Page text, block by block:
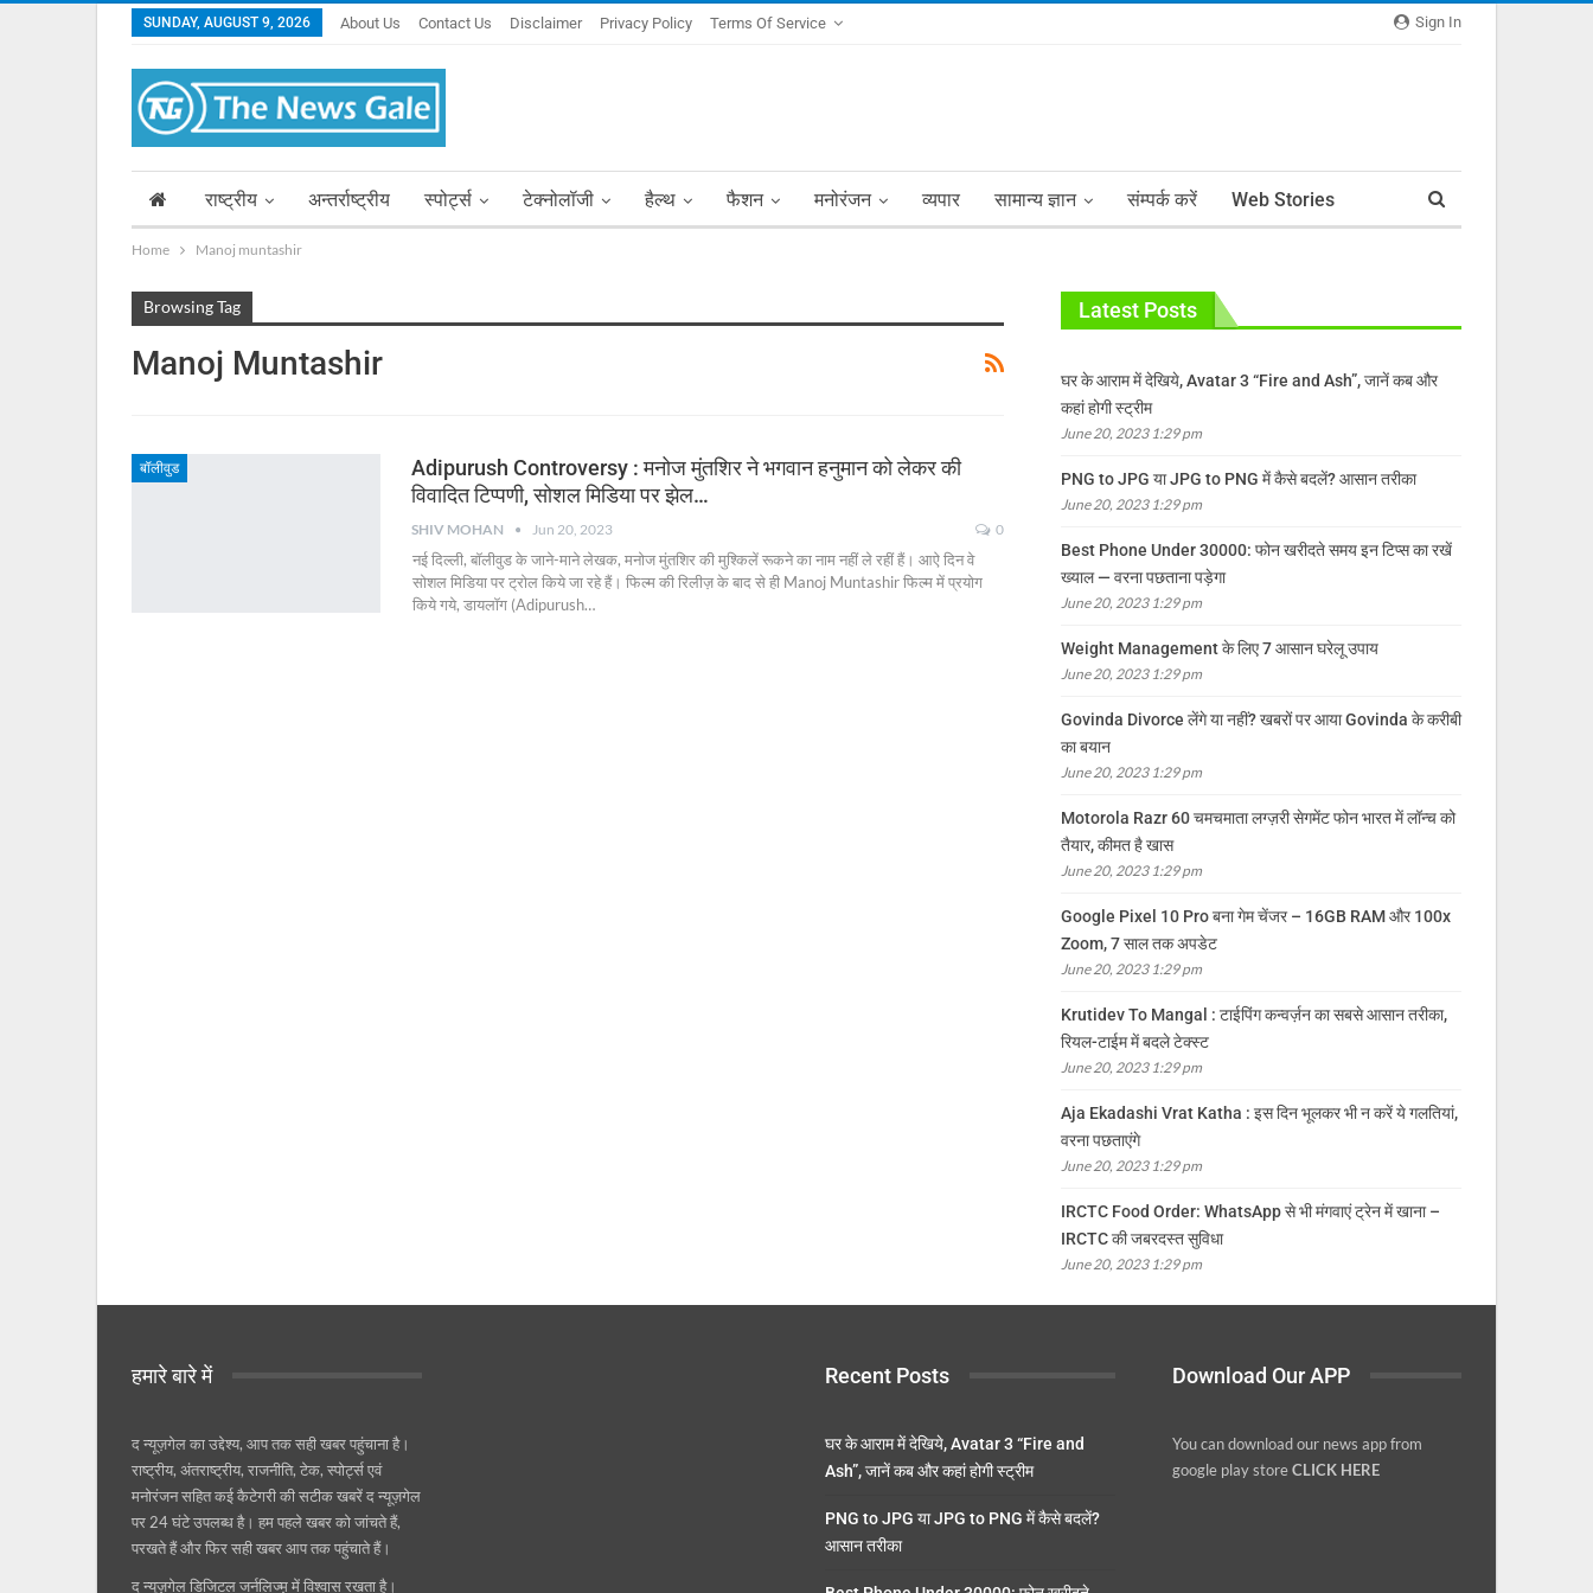
Sign In
SUNDAY, AUGUST 9, 2026 About Us Contact Us Disclaimer Privacy Policy Terms Of Service
राष्ट्रीय अन्तर्राष्ट्रीय स्पोर्ट्स टेक्नोलॉजी हैल्थ फैशन मनोरंजन व्यपार सामान्य ज्ञान संम्पर्क करें Web Stories
Home Manoj muntashir
Browsing Tag
Manoj Muntashir
बॉलीवुड
Adipurush Controversy : मनोज मुंतशिर ने भगवान हनुमान को लेकर की
विवादित टिप्पणी, सोशल मिडिया पर झेल…
SHIV MOHAN Jun 20, 2023 0
नई दिल्ली, बॉलीवुड के जाने-माने लेखक, मनोज मुंतशिर की मुश्किलें रूकने का नाम नहीं ले रहीं हैं। आऐ दिन वे
सोशल मिडिया पर ट्रोल किये जा रहे हैं। फिल्म की रिलीज़ के बाद से ही Manoj Muntashir फिल्म में प्रयोग
किये गये, डायलॉग (Adipurush…
Latest Posts
घर के आराम में देखिये, Avatar 3 “Fire and Ash”, जानें कब और
कहां होगी स्ट्रीम
June 20, 2023 1:29 pm
PNG to JPG या JPG to PNG में कैसे बदलें? आसान तरीका
June 20, 2023 1:29 pm
Best Phone Under 30000: फोन खरीदते समय इन टिप्स का रखें
ख्याल — वरना पछताना पड़ेगा
June 20, 2023 1:29 pm
Weight Management के लिए 7 आसान घरेलू उपाय
June 20, 2023 1:29 pm
Govinda Divorce लेंगे या नहीं? खबरों पर आया Govinda के करीबी
का बयान
June 20, 2023 1:29 pm
Motorola Razr 60 चमचमाता लग्ज़री सेगमेंट फोन भारत में लॉन्च को
तैयार, कीमत है खास
June 20, 2023 1:29 pm
Google Pixel 10 Pro बना गेम चेंजर – 16GB RAM और 100x
Zoom, 7 साल तक अपडेट
June 20, 2023 1:29 pm
Krutidev To Mangal : टाईपिंग कन्वर्ज़न का सबसे आसान तरीका,
रियल-टाईम में बदले टेक्स्ट
June 20, 2023 1:29 pm
Aja Ekadashi Vrat Katha : इस दिन भूलकर भी न करें ये गलतियां,
वरना पछताएंगे
June 20, 2023 1:29 pm
IRCTC Food Order: WhatsApp से भी मंगवाएं ट्रेन में खाना –
IRCTC की जबरदस्त सुविधा
June 20, 2023 1:29 pm
हमारे बारे में
द न्यूज़गेल का उद्देश्य, आप तक सही खबर पहुंचाना है।
राष्ट्रीय, अंतराष्ट्रीय, राजनीति, टेक, स्पोर्ट्स एवं
मनोरंजन सहित कई कैटेगरी की सटीक खबरें द न्यूज़गेल
पर 24 घंटे उपलब्ध है। हम पहले खबर को जांचते हैं,
परखते हैं और फिर सही खबर आप तक पहुंचाते हैं।
द न्यूज़गेल डिजिटल जर्नलिज्म़ में विश्वास रखता है।
Recent Posts
घर के आराम में देखिये, Avatar 3 “Fire and
Ash”, जानें कब और कहां होगी स्ट्रीम
PNG to JPG या JPG to PNG में कैसे बदलें?
आसान तरीका
Download Our APP
You can download our news app from
google play storeCLICK HERE